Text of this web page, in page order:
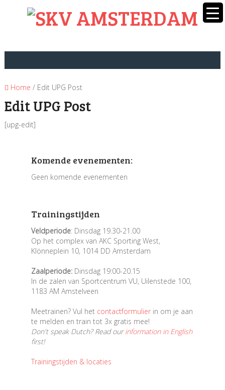
Home / Edit UPG Post
Edit UPG Post
[upg-edit]
Komende evenementen:
Geen komende evenementen
Trainingstijden
Veldperiode: Dinsdag 19.30-21.00
Op het complex van AKC Sporting West,
Klönneplein 10, 1014 DD Amsterdam
Zaalperiode:Dinsdag 19:00-20.15
In de zalen van Sportcentrum VU, Uilenstede 100,
1183 AM Amstelveen
Meetrainen? Vul het contactformulierin om je aan
te melden en train tot 3x gratis mee!
Don't speak Dutch? Read ourinformation in English
first!
Trainingstijden & locaties